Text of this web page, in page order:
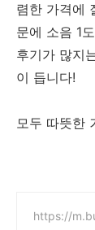
렴한 가격에
문에 소음 1
후기가 많지
이 듭니다!
모두 따뜻한
https://